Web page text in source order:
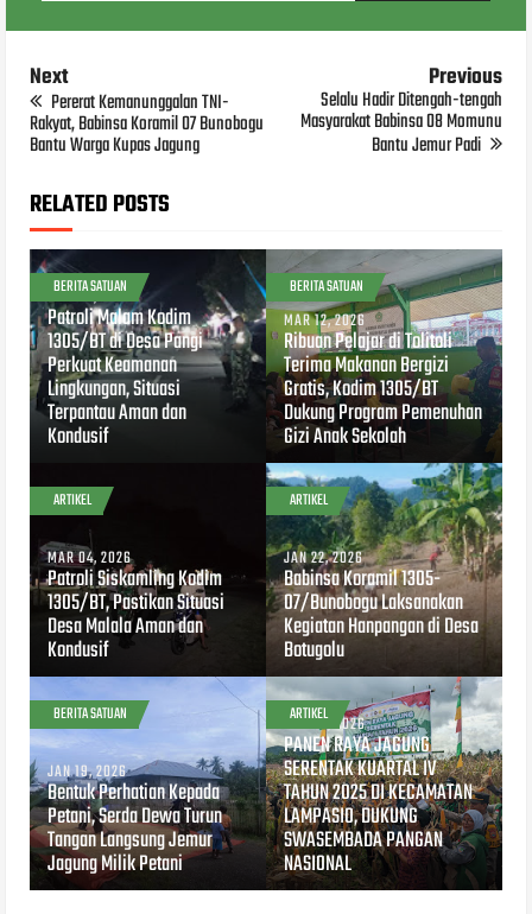
Next
Pererat Kemanunggalan TNI-
Rakyat, Babinsa Koramil 07 Bunobogu
Bantu Warga Kupas Jagung
Previous
Selalu Hadir Ditengah-tengah
Masyarakat Babinsa 08 Momunu
Bantu Jemur Padi
RELATED POSTS
BERITA SATUAN
MAR 28, 2026
Patroli Malam Kodim
1305/BT di Desa Pangi
Perkuat Keamanan
Lingkungan, Situasi
Terpantau Aman dan
Kondusif
BERITA SATUAN
MAR 12, 2026
Ribuan Pelajar di Tolitoli
Terima Makanan Bergizi
Gratis, Kodim 1305/BT
Dukung Program Pemenuhan
Gizi Anak Sekolah
ARTIKEL
MAR 04, 2026
Patroli Siskamling Kodim
1305/BT, Pastikan Situasi
Desa Malala Aman dan
Kondusif
ARTIKEL
JAN 22, 2026
Babinsa Koramil 1305-
07/Bunobogu Laksanakan
Kegiatan Hanpangan di Desa
Botugolu
BERITA SATUAN
JAN 19, 2026
Bentuk Perhatian Kepada
Petani, Serda Dewa Turun
Tangan Langsung Jemur
Jagung Milik Petani
ARTIKEL
JAN 09, 2026
PANEN RAYA JAGUNG
SERENTAK KUARTAL IV
TAHUN 2025 DI KECAMATAN
LAMPASIO, DUKUNG
SWASEMBADA PANGAN
NASIONAL